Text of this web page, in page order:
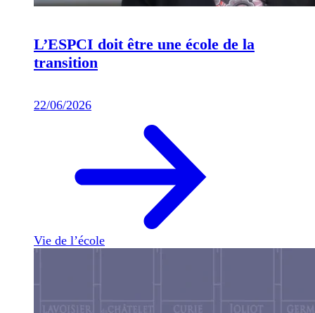
L’ESPCI doit être une école de la
transition
22/06/2026
Vie de l’école